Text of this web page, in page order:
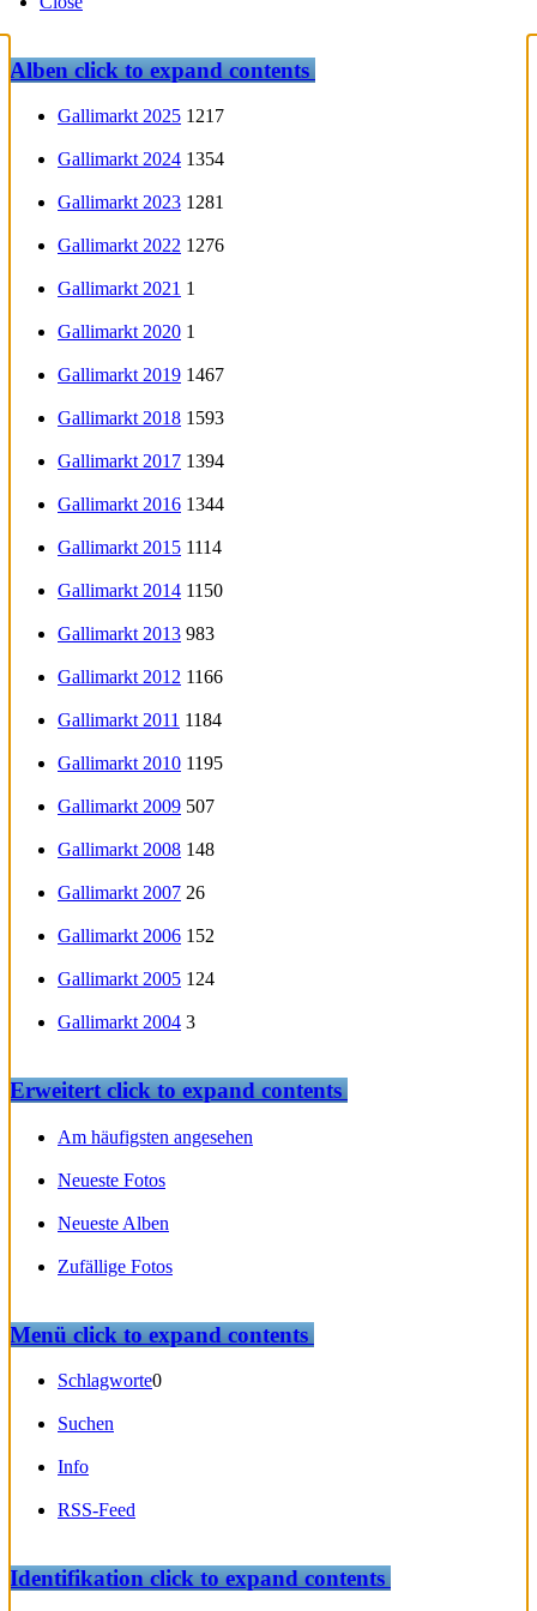
Albenclick to expand contents
Gallimarkt 2025 1217
Gallimarkt 2024 1354
Gallimarkt 2023 1281
Gallimarkt 2022 1276
Gallimarkt 2021 1
Gallimarkt 2020 1
Gallimarkt 2019 1467
Gallimarkt 2018 1593
Gallimarkt 2017 1394
Gallimarkt 2016 1344
Gallimarkt 2015 1114
Gallimarkt 2014 1150
Gallimarkt 2013 983
Gallimarkt 2012 1166
Gallimarkt 2011 1184
Gallimarkt 2010 1195
Gallimarkt 2009 507
Gallimarkt 2008 148
Gallimarkt 2007 26
Gallimarkt 2006 152
Gallimarkt 2005 124
Gallimarkt 2004 3
Erweitertclick to expand contents
Am häufigsten angesehen
Neueste Fotos
Neueste Alben
Zufällige Fotos
Menüclick to expand contents
Schlagworte0
Suchen
Info
RSS-Feed
Identifikationclick to expand contents